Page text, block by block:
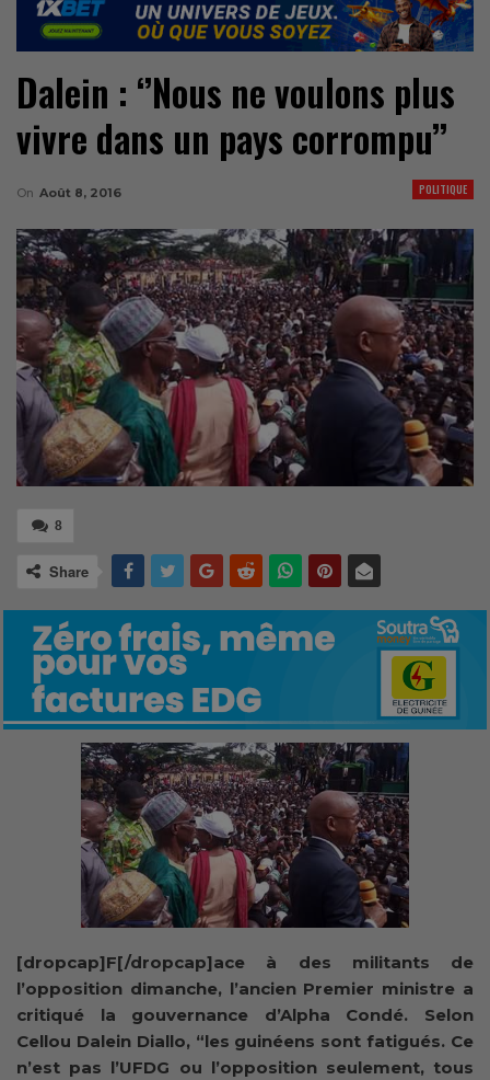
Dalein : ‘’Nous ne voulons plus
vivre dans un pays corrompu’’
POLITIQUE
On Août 8, 2016
8
Share
[dropcap]F[/dropcap]ace à des militants de
l’opposition dimanche, l’ancien Premier ministre a
critiqué la gouvernance d’Alpha Condé. Selon
Cellou Dalein Diallo, “les guinéens sont fatigués. Ce
n’est pas l’UFDG ou l’opposition seulement, tous